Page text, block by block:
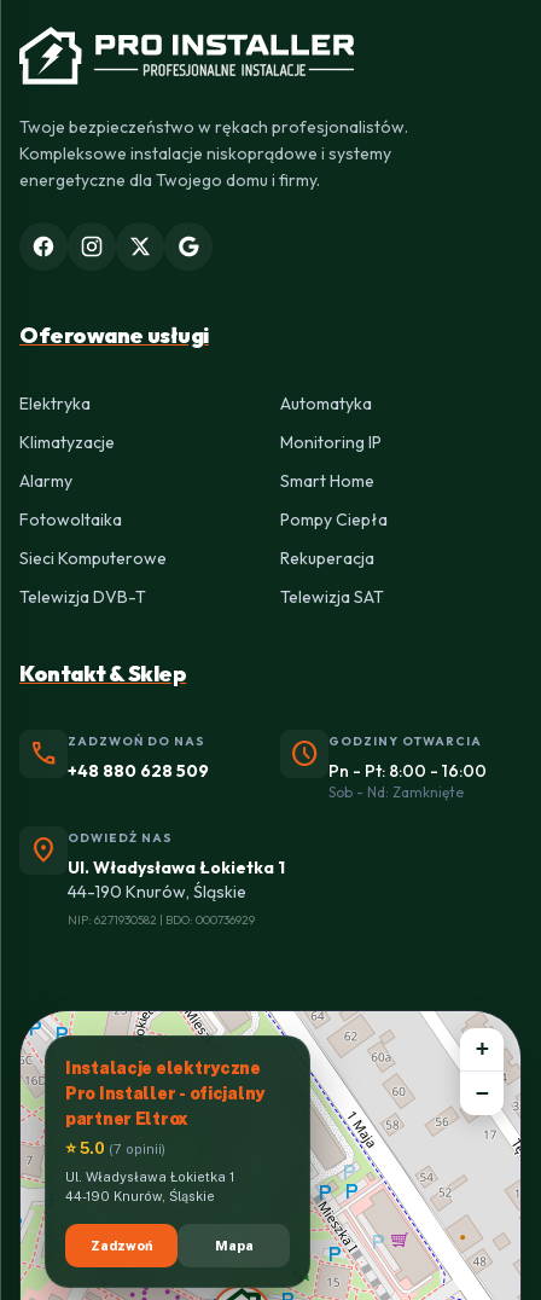
Twoje bezpieczeństwo w rękach profesjonalistów.
Kompleksowe instalacje niskoprądowe i systemy
energetyczne dla Twojego domu i firmy.
Oferowane usługi
Elektryka
Automatyka
Klimatyzacje
Monitoring IP
Alarmy
Smart Home
Fotowoltaika
Pompy Ciepła
Sieci Komputerowe
Rekuperacja
Telewizja DVB-T
Telewizja SAT
Kontakt & Sklep
phone ZADZWOŃ DO NAS
+48 880 628 509 schedule GODZINY OTWARCIA
Pn - Pt: 8:00 - 16:00
Sob - Nd: Zamknięte
location_on ODWIEDŹ NAS
Ul. Władysława Łokietka 1
44-190 Knurów, Śląskie
NIP: 6271930582 | BDO: 000736929
Instalacje elektryczne
Pro Installer - oficjalny
partner Eltrox
⭐ 5.0 (7 opinii)
Ul. Władysława Łokietka 1
44-190 Knurów, Śląskie
Zadzwoń Mapa
+
−